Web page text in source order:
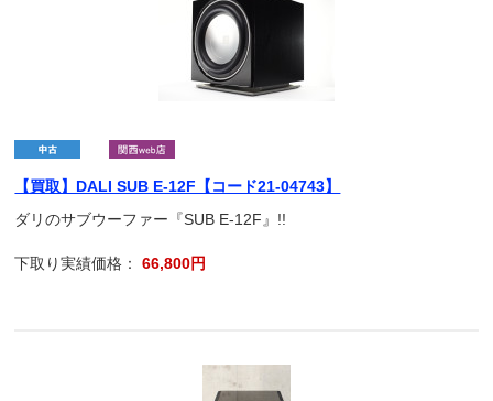
【買取】DALI SUB E-12F【コード21-04743】
ダリのサブウーファー『SUB E-12F』!!
下取り実績価格：66,800円